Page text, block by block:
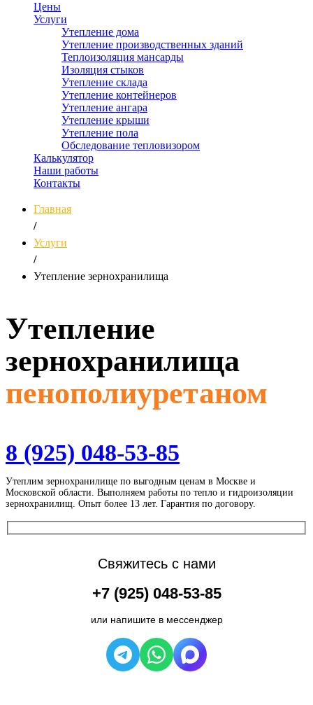
Цены
Услуги
Утепление дома
Утепление производственных зданий
Теплоизоляция мансарды
Изоляция стыков
Утепление склада
Утепление контейнеров
Утепление ангара
Утепление крыши
Утепление пола
Обследование тепловизором
Калькулятор
Наши работы
Контакты
Главная
/
Услуги
/
Утепление зернохранилища
Утепление
зернохранилища
пенополиуретаном
8 (925) 048-53-85
Утеплим зернохранилище по выгодным ценам в Москве и
Московской области. Выполняем работы по тепло и гидроизоляции
зернохранилищ. Опыт более 13 лет. Гарантия по договору.
Свяжитесь с нами
+7 (925) 048-53-85
или напишите в мессенджер